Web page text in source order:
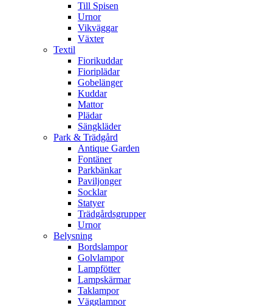
Till Spisen
Urnor
Vikväggar
Växter
Textil
Fiorikuddar
Fioriplädar
Gobelänger
Kuddar
Mattor
Plädar
Sängkläder
Park & Trädgård
Antique Garden
Fontäner
Parkbänkar
Paviljonger
Socklar
Statyer
Trädgårdsgrupper
Urnor
Belysning
Bordslampor
Golvlampor
Lampfötter
Lampskärmar
Taklampor
Vägglampor